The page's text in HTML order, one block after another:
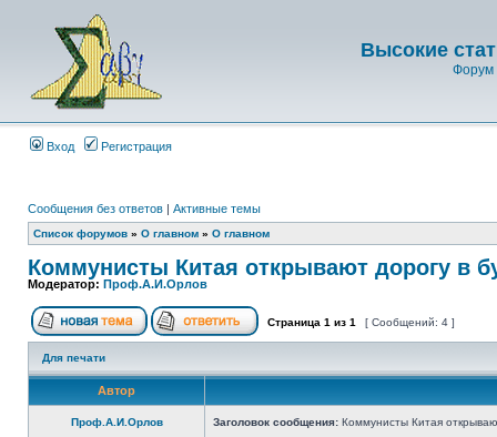
Высокие
Форум
Вход Регистрация
Сообщения без ответов | Активные темы
Список форумов » О главном » О главном
Коммунисты Китая открывают дорогу в
Модератор: Проф.А.И.Орлов
Страница 1 из 1 [ Сообщений: 4 ]
Для печати
Автор
Проф.А.И.Орлов Заголовок сообщения: Коммунисты Китая